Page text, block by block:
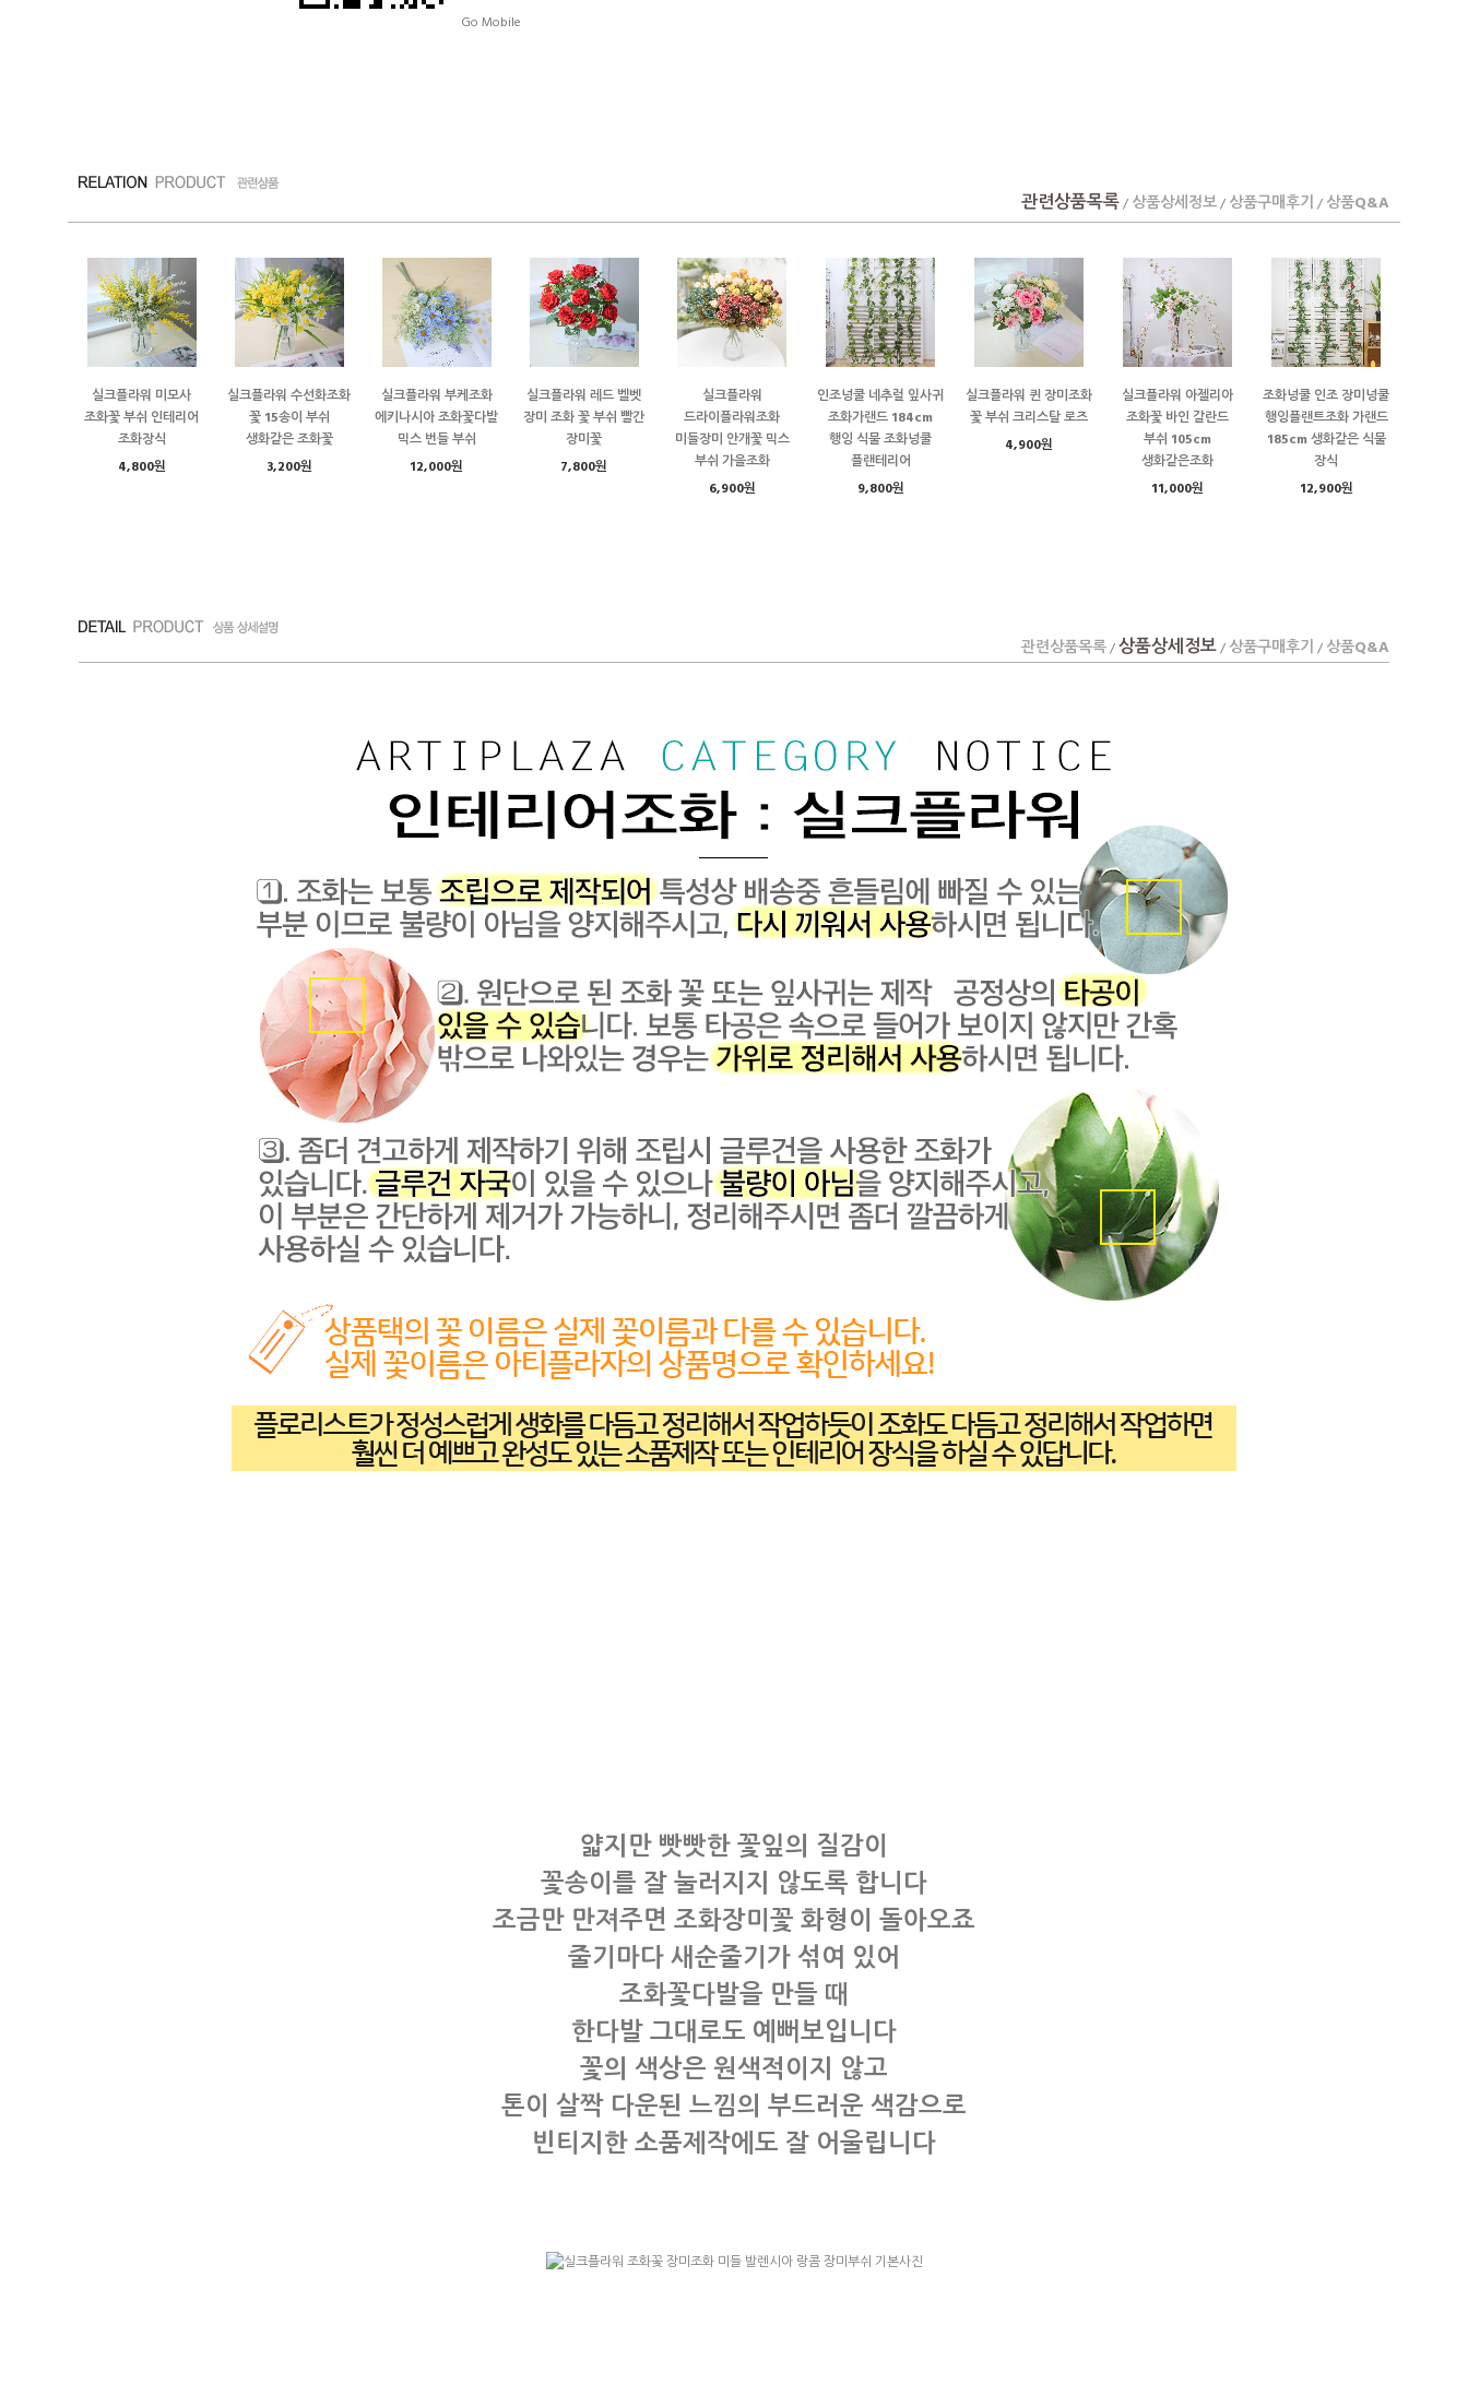
Go Mobile
관련상품목록/ 상품상세정보/ 상품구매후기 / 상품Q&A
실크플라워 미모사
조화꽃 부쉬 인테리어
조화장식
4,800원
실크플라워 수선화조화
꽃 15송이 부쉬
생화같은 조화꽃
3,200원
실크플라워 부케조화
에키나시아 조화꽃다발
믹스 번들 부쉬
12,000원
실크플라워 레드 벨벳
장미 조화 꽃 부쉬 빨간
장미꽃
7,800원
실크플라워
드라이플라워조화
미들장미 안개꽃 믹스
부쉬 가을조화
6,900원
인조넝쿨 네추럴 잎사귀
조화가랜드 184cm
행잉 식물 조화넝쿨
플랜테리어
9,800원
실크플라워 퀸 장미조화
꽃 부쉬 크리스탈 로즈
4,900원
실크플라워 아젤리아
조화꽃 바인 갈란드
부쉬 105cm
생화같은조화
11,000원
조화넝쿨 인조 장미넝쿨
행잉플랜트조화 가랜드
185cm 생화같은 식물
장식
12,900원
관련상품목록/상품상세정보/ 상품구매후기 / 상품Q&A
얇지만 빳빳한 꽃잎의 질감이
꽃송이를 잘 눌러지지 않도록 합니다
조금만 만져주면 조화장미꽃 화형이 돌아오죠
줄기마다 새순줄기가 섞여 있어
조화꽃다발을 만들 때
한다발 그대로도 예뻐보입니다
꽃의 색상은 원색적이지 않고
톤이 살짝 다운된 느낌의 부드러운 색감으로
빈티지한 소품제작에도 잘 어울립니다